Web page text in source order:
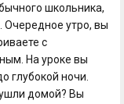
школьника,
Очередное утро, вы
с
На уроке вы
глубокой ночи.
домой? Вы